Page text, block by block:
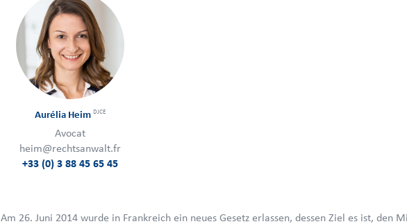
Aurélia Heim DJCE
Avocat
heim@rechtsanwalt.fr
+33 (0) 3 88 45 65 45
Am 26. Juni 2014 wurde in Frankreich ein neues Gesetz erlassen, dessen Ziel es ist, den